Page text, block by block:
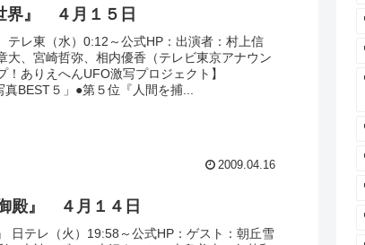
界』 ４月１５日
テレ東（水）0:12～公式HP：出演者：村上信
大、宮崎哲弥、相内優香（テレビ東京アナウン
！ありえへんUFO激写プロジェクト】
BEST５」●第５位『人間を捕...
2009.04.16
殿』 ４月１４日
日テレ（火）19:58～公式HP：ゲスト：朝丘雪